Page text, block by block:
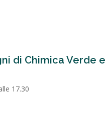
di Chimica Verde
17.30